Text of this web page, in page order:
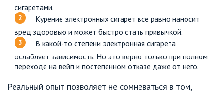
сигаретами.
Курение электронных сигарет все равно наносит
вред здоровью и может быстро стать привычкой.
В какой-то степени электронная сигарета
ослабляет зависимость. Но это верно только при полном
переходе на вейп и постепенном отказе даже от него.
Реальный опыт позволяет не сомневаться в том,